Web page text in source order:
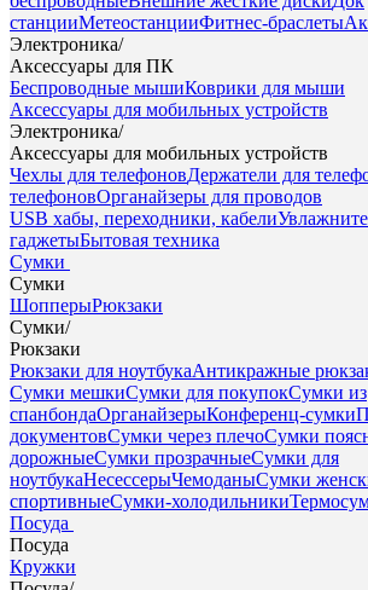
станцииМетеостанцииФитнес-браслеты
Электроника/
Аксессуары для ПК
Беспроводные мышиКоврики для мыши
Аксессуары для мобильных устройств
Электроника/
Аксессуары для мобильных устройств
Чехлы для телефоновДержатели для
телефоновОрганайзеры для проводов
USB хабы, переходники, кабели
гаджетыБытовая техника
Сумки
Сумки
ШопперыРюкзаки
Сумки/
Рюкзаки
Рюкзаки для ноутбукаАнтикражные
Сумки мешкиСумки для покупокСумки из
спанбондаОрганайзерыКонференц-сумки
документовСумки через плечоСумки
дорожныеСумки прозрачныеСумки для
ноутбукаНесессерыЧемоданыСумки
спортивныеСумки-холодильники
Посуда
Посуда
Кружки